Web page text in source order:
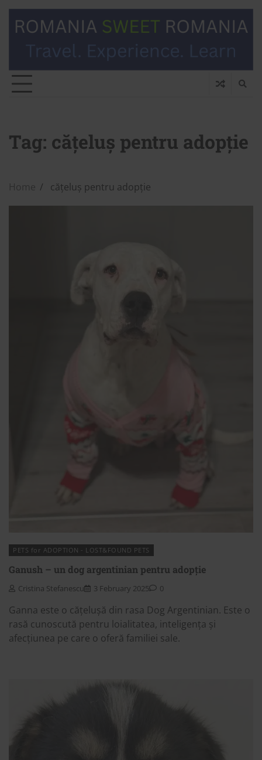
Tag: cățeluș pentru adopție
Home cățeluș pentru adopție
PETS for ADOPTION - LOST&FOUND PETS
Ganush – un dog argentinian pentru adopție
Cristina Stefanescu 3 February 2025 0
Ganna este o cățelușă din rasa Dog Argentinian. Este o
rasă cunoscută pentru loialitatea, inteligența și
afecțiunea pe care o oferă familiei sale.